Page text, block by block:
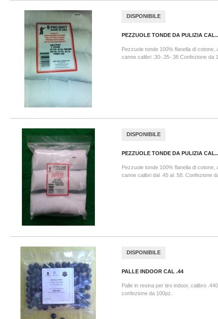
DISPONIBILE
PEZZUOLE TONDE DA PULIZIA
Pezzuole tonde 100% flanella di cotone,
canne calibri .30-.35-.38 Confezione da
DISPONIBILE
PEZZUOLE TONDE DA PULIZIA
Pezzuole tonde 100% flanella di cotone,
canne calibri dal .45 al .58. Confezione
DISPONIBILE
PALLE INDOOR CAL .44
Palle in resina per tiro indoor, calibro
confezione da 100pz.